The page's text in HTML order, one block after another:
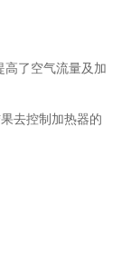
高了空气流量及加
去控制加热器的